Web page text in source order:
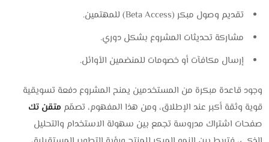
تقديم وصول مبكر (Beta Access) للمهتمين.
مشاركة تحديثات المشروع بشكل دوري.
إرسال مكافآت أو خصومات للمنضمين الأوائل.
وجود قاعدة مبكرة من المستخدمين يمنح المشروع دفعة تسويقية
قوية وثقة أكبر عند الإطلاق، ومن هذا المفهوم، تصمّم متقن تك
صفحات اشتراك مدروسة تجمع بين سهولة الاستخدام والتحليل